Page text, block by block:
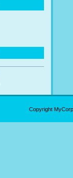
Copyright